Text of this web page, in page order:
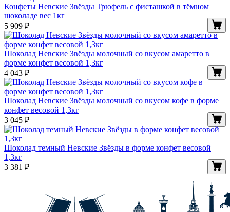
Конфеты Невские Звёзды Трюфель с фисташкой в тёмном
шоколаде вес 1кг
5 909 ₽
Шоколад Невские Звёзды молочный со вкусом амаретто в
форме конфет весовой 1,3кг
4 043 ₽
Шоколад Невские Звёзды молочный со вкусом кофе в форме
конфет весовой 1,3кг
3 045 ₽
Шоколад темный Невские Звёзды в форме конфет весовой
1,3кг
3 381 ₽